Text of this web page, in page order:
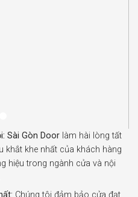
Sài Gòn Door làm hài lòng tất
khắt khe nhất của khách hàng
hiệu trong ngành cửa và nội